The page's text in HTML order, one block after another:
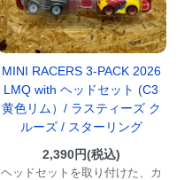
MINI RACERS 3-PACK 2026
LMQ with ヘッドセット (C3
黄色リム）/ ラスティーズ ク
ルーズ / スターリング
2,390円(税込)
ヘッドセットを取り付けた、カ